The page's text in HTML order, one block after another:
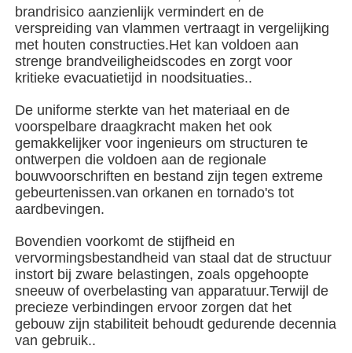
Over ons
Kwaliteitscontrole
Contacteer ons
nieuws
Alle Gevallen
Vraag een offerte aan
brandrisico aanzienlijk vermindert en de
verspreiding van vlammen vertraagt in vergelijking
met houten constructies.Het kan voldoen aan
strenge brandveiligheidscodes en zorgt voor
kritieke evacuatietijd in noodsituaties..
De uniforme sterkte van het materiaal en de
voorspelbare draagkracht maken het ook
gemakkelijker voor ingenieurs om structuren te
ontwerpen die voldoen aan de regionale
bouwvoorschriften en bestand zijn tegen extreme
gebeurtenissen.van orkanen en tornado's tot
aardbevingen.
Bovendien voorkomt de stijfheid en
vervormingsbestandheid van staal dat de structuur
instort bij zware belastingen, zoals opgehoopte
sneeuw of overbelasting van apparatuur.Terwijl de
precieze verbindingen ervoor zorgen dat het
gebouw zijn stabiliteit behoudt gedurende decennia
van gebruik..